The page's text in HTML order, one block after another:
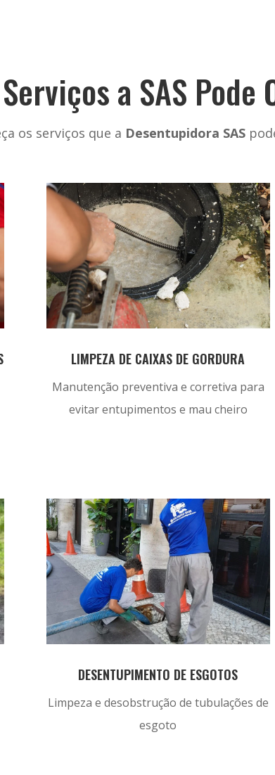
a SAS Pode
os serviços que a Desentupidora SAS
LIMPEZA DE CAIXAS DE GORDURA
Manutenção preventiva e corretiva para
evitar entupimentos e mau cheiro
DESENTUPIMENTO DE ESGOTOS
Limpeza e desobstrução de tubulações de
esgoto